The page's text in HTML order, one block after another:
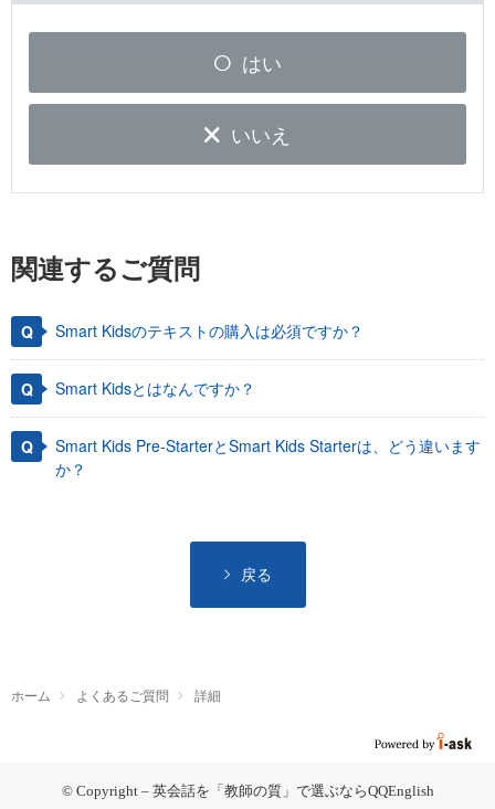
はい
いいえ
関連するご質問
Smart Kidsのテキストの購入は必須ですか？
Smart Kidsとはなんですか？
Smart Kids Pre-StarterとSmart Kids Starterは、どう違います
か？
戻る
ホーム よくあるご質問 詳細
© Copyright – 英会話を「教師の質」で選ぶならQQEnglish